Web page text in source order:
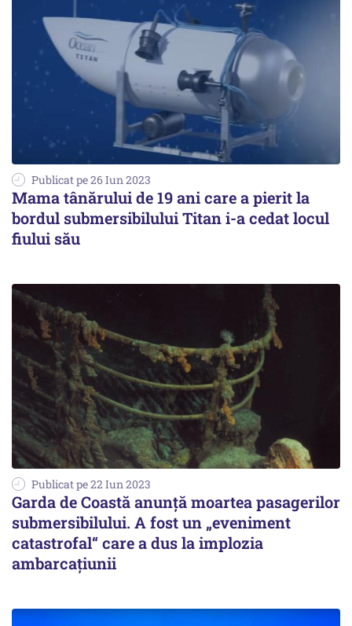
Publicat pe 26 Iun 2023
Mama tânărului de 19 ani care a pierit la
bordul submersibilului Titan i-a cedat locul
fiului său
Publicat pe 22 Iun 2023
Garda de Coastă anunță moartea pasagerilor
submersibilului. A fost un „eveniment
catastrofal“ care a dus la implozia
ambarcațiunii